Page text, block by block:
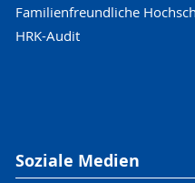
Familienfreundliche
HRK-Audit
Soziale Medien